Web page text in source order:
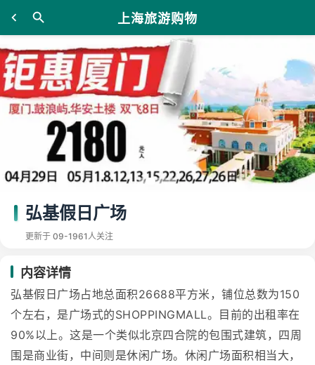
上海旅游购物
弘基假日广场
更新于 09-1961人关注
内容详情
弘基假日广场占地总面积26688平方米，铺位总数为150
个左右，是广场式的SHOPPINGMALL。目前的出租率在
90%以上。这是一个类似北京四合院的包围式建筑，四周
围是商业街，中间则是休闲广场。休闲广场面积相当大，